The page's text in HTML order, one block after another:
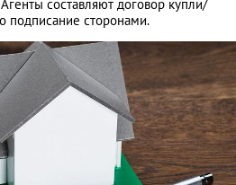
составляют договор купли/
подписание сторонами.